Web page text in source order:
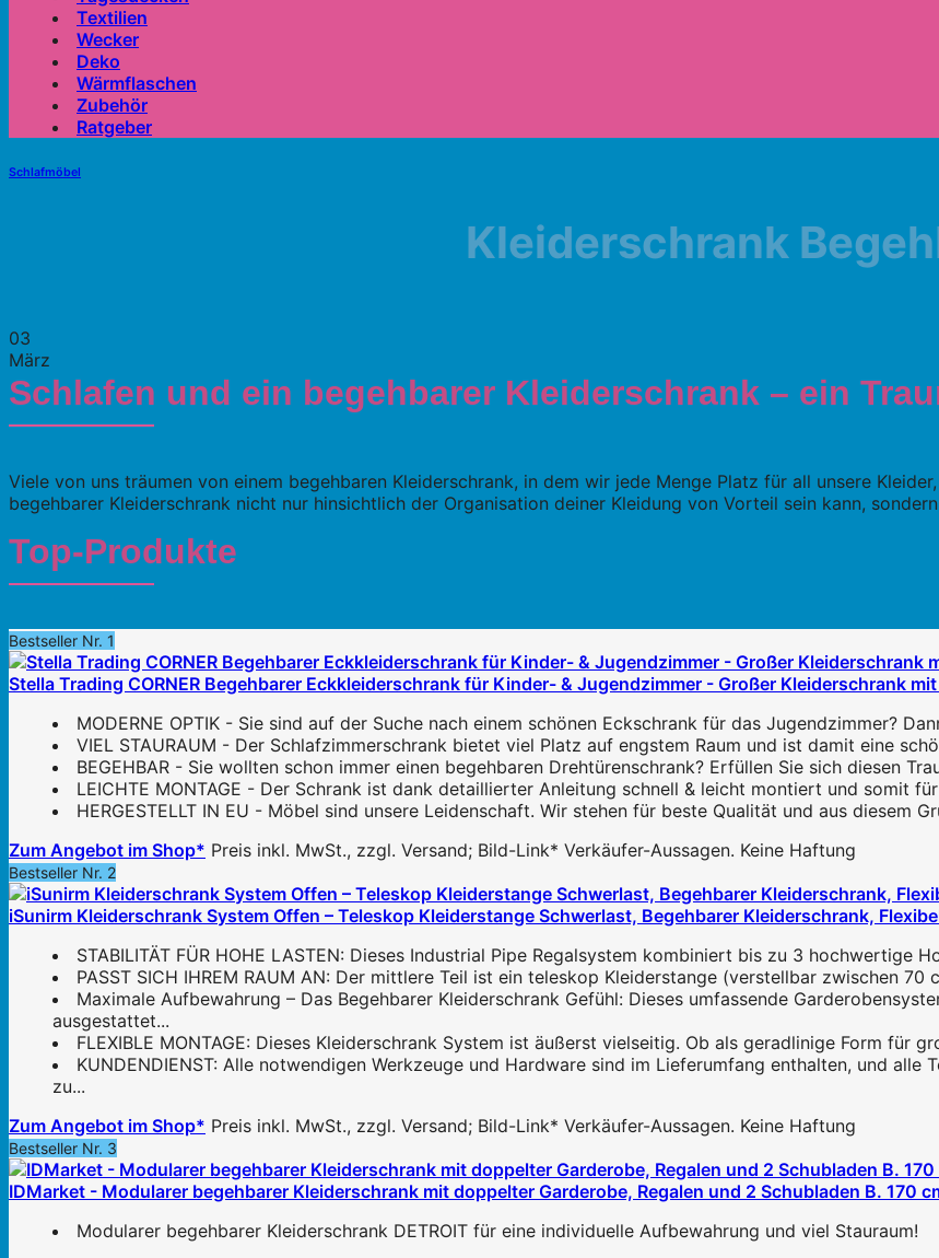
Textilien
Wecker
Deko
Wärmflaschen
Zubehör
Ratgeber
Schlafmöbel
Kleiderschrank
03
März
Schlafen und ein begehbarer Kleiderschrank – ein
Viele von uns träumen von einem begehbaren Kleiderschrank, in dem wir jede Menge Platz für all unsere
begehbarer Kleiderschrank nicht nur hinsichtlich der Organisation deiner Kleidung von Vorteil sein kann,
Top-Produkte
Bestseller Nr. 1
Stella Trading CORNER Begehbarer Eckkleiderschrank für Kinder- & Jugendzimmer - Großer Kleiderschrank
MODERNE OPTIK - Sie sind auf der Suche nach einem schönen Eckschrank für das Jugendzimmer?
VIEL STAURAUM - Der Schlafzimmerschrank bietet viel Platz auf engstem Raum und ist damit eine
BEGEHBAR - Sie wollten schon immer einen begehbaren Drehtürenschrank? Erfüllen Sie sich diesen
LEICHTE MONTAGE - Der Schrank ist dank detaillierter Anleitung schnell & leicht montiert und somit
HERGESTELLT IN EU - Möbel sind unsere Leidenschaft. Wir stehen für beste Qualität und aus diesem
Zum Angebot im Shop* Preis inkl. MwSt., zzgl. Versand; Bild-Link* Verkäufer-Aussagen. Keine Haftung
Bestseller Nr. 2
iSunirm Kleiderschrank System Offen – Teleskop Kleiderstange Schwerlast, Begehbarer Kleiderschrank,
STABILITÄT FÜR HOHE LASTEN: Dieses Industrial Pipe Regalsystem kombiniert bis zu 3 hochwertige
PASST SICH IHREM RAUM AN: Der mittlere Teil ist ein teleskop Kleiderstange (verstellbar zwischen
Maximale Aufbewahrung – Das Begehbarer Kleiderschrank Gefühl: Dieses umfassende
ausgestattet...
FLEXIBLE MONTAGE: Dieses Kleiderschrank System ist äußerst vielseitig. Ob als geradlinige Form für
KUNDENDIENST: Alle notwendigen Werkzeuge und Hardware sind im Lieferumfang enthalten, und
zu...
Zum Angebot im Shop* Preis inkl. MwSt., zzgl. Versand; Bild-Link* Verkäufer-Aussagen. Keine Haftung
Bestseller Nr. 3
IDMarket - Modularer begehbarer Kleiderschrank mit doppelter Garderobe, Regalen und 2 Schubladen B. 170
Modularer begehbarer Kleiderschrank DETROIT für eine individuelle Aufbewahrung und viel Stauraum!